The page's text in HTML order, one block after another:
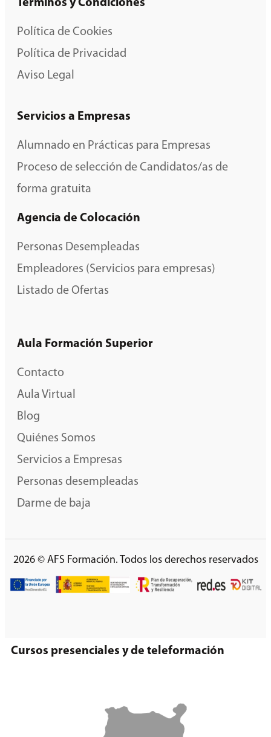
Términos y Condiciones
Política de Cookies
Política de Privacidad
Aviso Legal
Servicios a Empresas
Alumnado en Prácticas para Empresas
Proceso de selección de Candidatos/as de
forma gratuita
Agencia de Colocación
Personas Desempleadas
Empleadores (Servicios para empresas)
Listado de Ofertas
Aula Formación Superior
Contacto
Aula Virtual
Blog
Quiénes Somos
Servicios a Empresas
Personas desempleadas
Darme de baja
2026 © AFS Formación. Todos los derechos reservados
Cursos presenciales y de teleformación